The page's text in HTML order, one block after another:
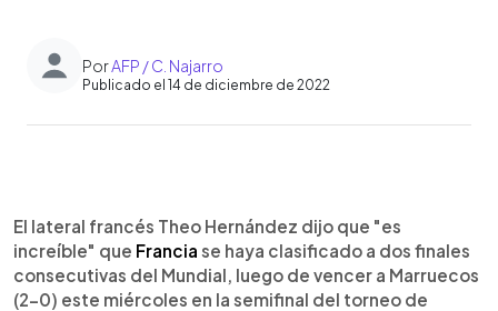
PorAFP / C. Najarro
Publicado el 14 de diciembre de 2022
► Escuchar artículo
El lateral francés Theo Hernández dijo que "es
increíble" que Francia se haya clasificado a dos finales
consecutivas del Mundial, luego de vencer a Marruecos
(2-0) este miércoles en la semifinal del torneo de